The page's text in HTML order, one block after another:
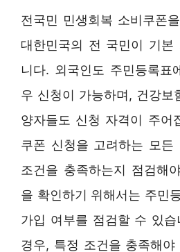
전국민 민생회복 소비쿠폰
대한민국의 전 국민이 기본
니다. 외국인도 주민등록표
우 신청이 가능하며, 건강보
양자들도 신청 자격이 주어
쿠폰 신청을 고려하는 모든
조건을 충족하는지 점검해
을 확인하기 위해서는 주민
가입 여부를 점검할 수 있
경우, 특정 조건을 충족해